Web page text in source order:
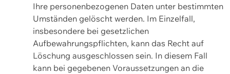
Ihre personenbezogenen Daten unter bestimmten
Umständen gelöscht werden. Im Einzelfall,
insbesondere bei gesetzlichen
Aufbewahrungspflichten, kann das Recht auf
Löschung ausgeschlossen sein. In diesem Fall
kann bei gegebenen Voraussetzungen an die